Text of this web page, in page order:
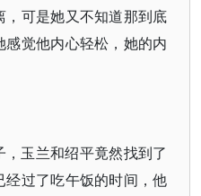
可是她又不知道那到底
觉他内心轻松，她的内
玉兰和绍平竟然找到了
过了吃午饭的时间，他